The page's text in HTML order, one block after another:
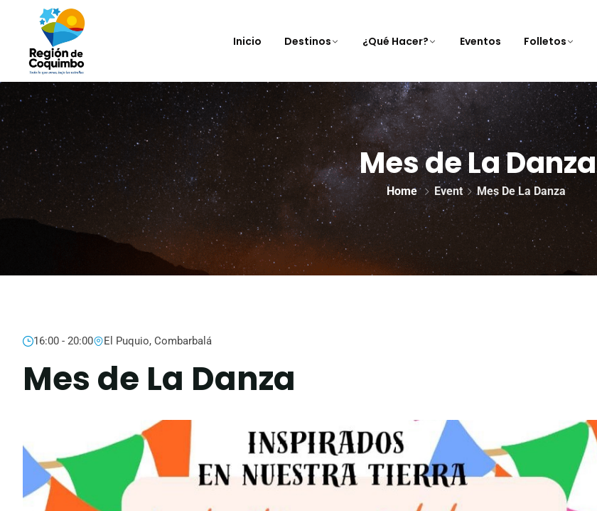
Inicio Destinos ¿Qué Hacer? Eventos Folletos
Mes de La Danza
Home Event Mes De La Danza
16:00 - 20:00 El Puquio, Combarbalá
Mes de La Danza